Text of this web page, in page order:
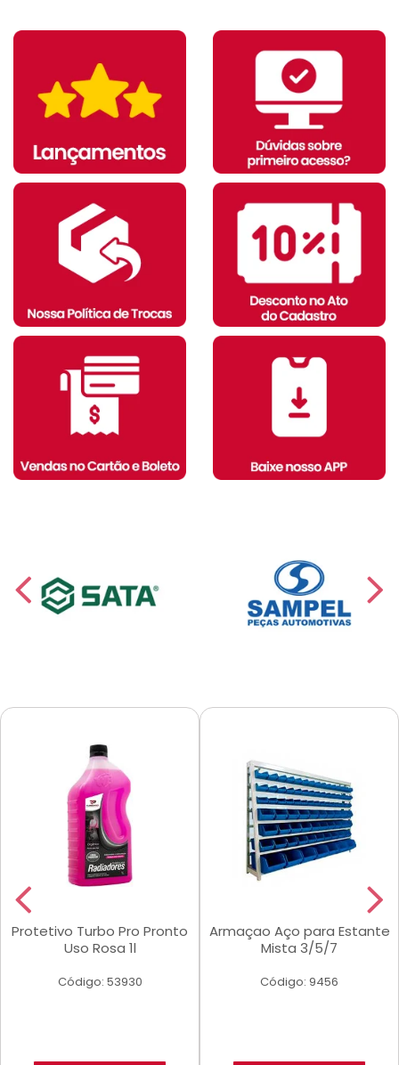
Protetivo Turbo Pro Pronto
Uso Rosa 1l
Código: 53930
Armaçao Aço para Estante
Mista 3/5/7
Código: 9456